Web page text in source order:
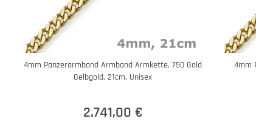
4mm Panzerarmband Armband Armkette, 750 Gold
Gelbgold, 21cm, Unisex
2.741,00 €
4mm